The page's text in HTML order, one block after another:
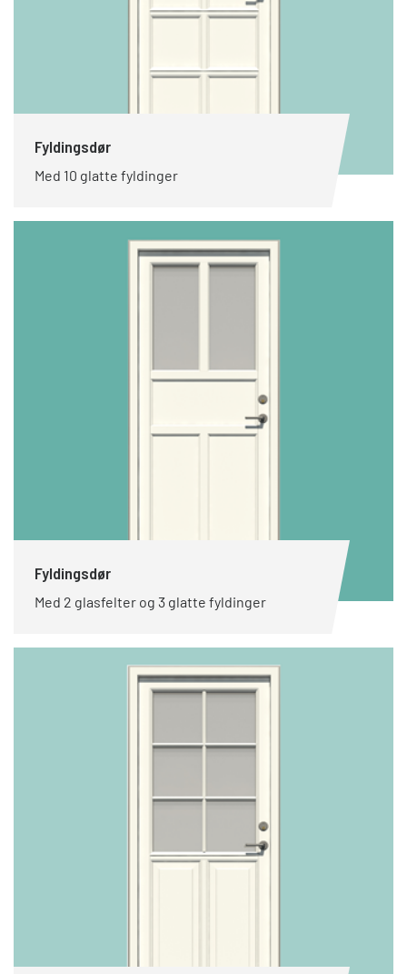
Fyldingsdør
Med 10 glatte fyldinger
Fyldingsdør
Med 2 glasfelter og 3 glatte fyldinger